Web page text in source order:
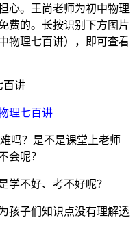
心。王尚老师为初中物理
费的。长按识别下方图片
物理七百讲），即可查看
理七百讲
吗？是不是课堂上老师
会呢？
学不好、考不好呢？
孩子们知识点没有理解透